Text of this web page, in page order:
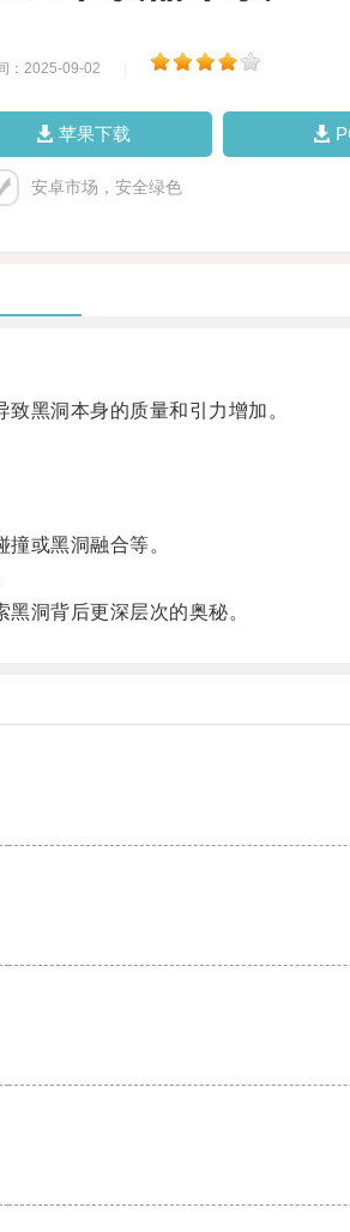
：2025-09-02
苹果下载
安卓市场，安全绿色
黑洞本身的质量和引力增加。
或黑洞融合等。
洞背后更深层次的奥秘。